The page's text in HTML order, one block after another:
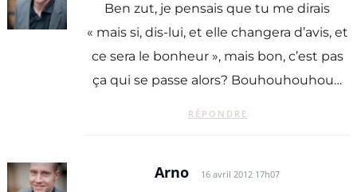
Ben zut, je pensais que tu me dirais
« mais si, dis-lui, et elle changera d’avis, et
ce sera le bonheur », mais bon, c’est pas
ça qui se passe alors? Bouhouhouhou…
RÉPONDRE
Arno 16 avril 2012 17h07